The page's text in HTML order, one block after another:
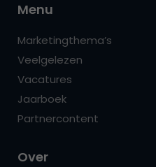
Menu
Marketingthema’s
Veelgelezen
Vacatures
Jaarboek
Partnercontent
Over